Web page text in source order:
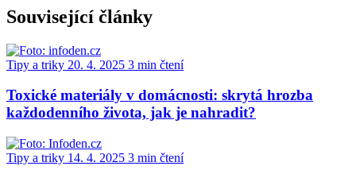
Související články
Tipy a triky 20. 4. 2025 3 min čtení
Toxické materiály v domácnosti: skrytá hrozba
každodenního života, jak je nahradit?
Tipy a triky 14. 4. 2025 3 min čtení